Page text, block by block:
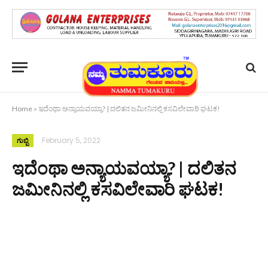
Home » ಇದೆಂಥಾ ಅನ್ಯಾಯವಯ್ಯಾ? | ದಲಿತನ ಜಮೀನಿನಲ್ಲಿ ಕಸವಿಲೇವಾರಿ ಘಟಕ!
ಗುಬ್ಬಿ February 5, 2022
ಇದೆಂಥಾ ಅನ್ಯಾಯವಯ್ಯಾ? | ದಲಿತನ
ಜಮೀನಿನಲ್ಲಿ ಕಸವಿಲೇವಾರಿ ಘಟಕ!